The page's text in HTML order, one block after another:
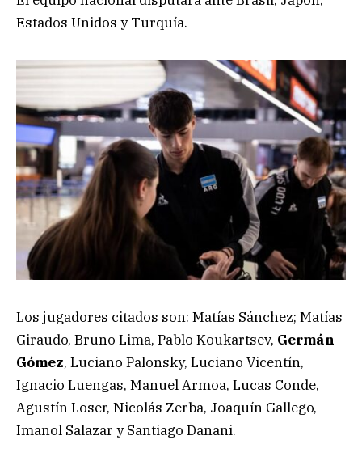
Estados Unidos y Turquía.
Los jugadores citados son: Matías Sánchez; Matías
Giraudo, Bruno Lima, Pablo Koukartsev, Germán
Gómez, Luciano Palonsky, Luciano Vicentín,
Ignacio Luengas, Manuel Armoa, Lucas Conde,
Agustín Loser, Nicolás Zerba, Joaquín Gallego,
Imanol Salazar y Santiago Danani.